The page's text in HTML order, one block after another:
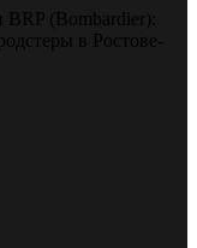
(Bombardier):
в Ростове-